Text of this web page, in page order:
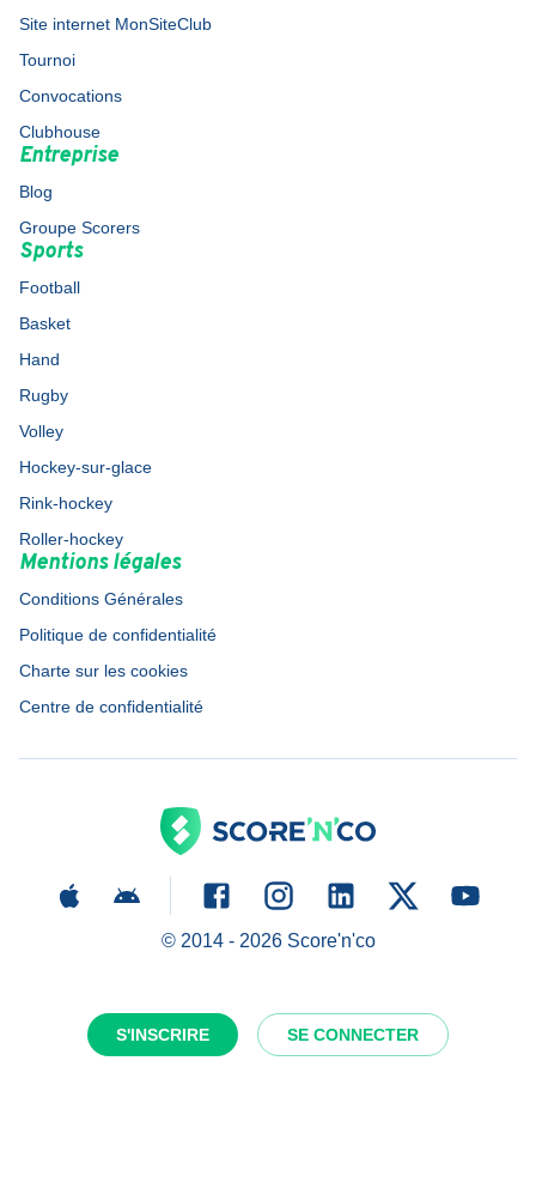
S'INSCRIRE SE CONNECTER
Site internet MonSiteClub
Tournoi
Convocations
Clubhouse
Entreprise
Blog
Groupe Scorers
Sports
Football
Basket
Hand
Rugby
Volley
Hockey-sur-glace
Rink-hockey
Roller-hockey
Mentions légales
Conditions Générales
Politique de confidentialité
Charte sur les cookies
Centre de confidentialité
© 2014 - 2026Score'n'co